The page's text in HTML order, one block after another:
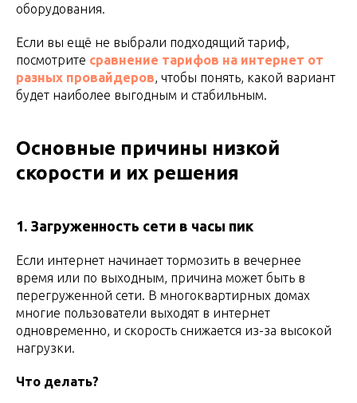
оборудования.
Если вы ещё не выбрали подходящий тариф,
посмотрите сравнение тарифов на интернет от
разных провайдеров, чтобы понять, какой вариант
будет наиболее выгодным и стабильным.
Основные причины низкой
скорости и их решения
1. Загруженность сети в часы пик
Если интернет начинает тормозить в вечернее
время или по выходным, причина может быть в
перегруженной сети. В многоквартирных домах
многие пользователи выходят в интернет
одновременно, и скорость снижается из-за высокой
нагрузки.
Что делать?